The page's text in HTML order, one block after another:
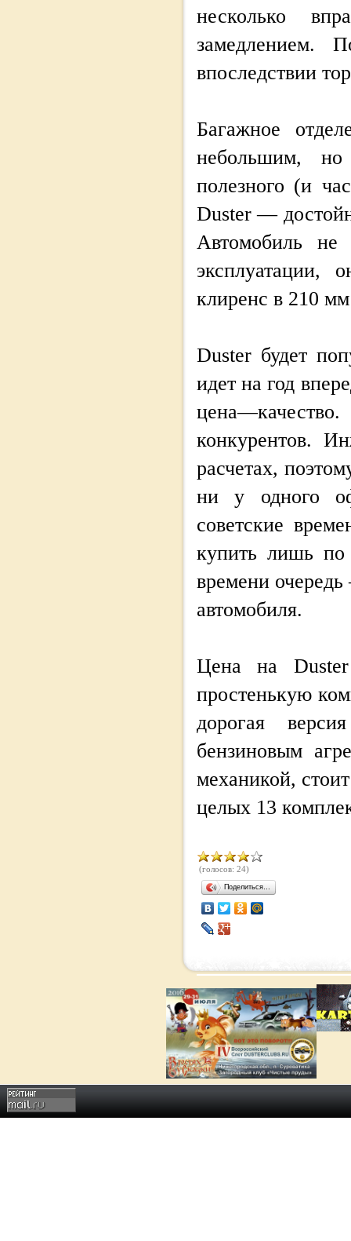
несколько
замедлением.
впоследствии
Багажное
небольшим, но
полезного (и
Duster —
Автомобиль не
эксплуатации,
клиренс в 210 мм
Duster будет
идет на год
конкурентов.
расчетах,
ни у одного
советские
купить лишь по
времени
автомобиля.
Цена на
простенькую
дорогая
бензиновым
механикой,
целых 13
(голосов: 24)
Поделиться…